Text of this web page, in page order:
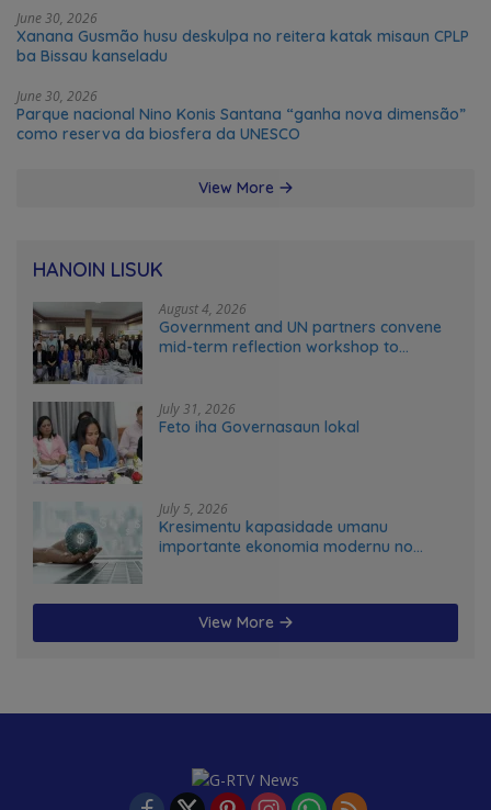
June 30, 2026
Xanana Gusmão husu deskulpa no reitera katak misaun CPLP
ba Bissau kanseladu
June 30, 2026
Parque nacional Nino Konis Santana “ganha nova dimensão”
como reserva da biosfera da UNESCO
View More
HANOIN LISUK
August 4, 2026
Government and UN partners convene
mid-term reflection workshop to
July 31, 2026
Feto iha Governasaun lokal
July 5, 2026
Kresimentu kapasidade umanu
importante ekonomia modernu no
View More